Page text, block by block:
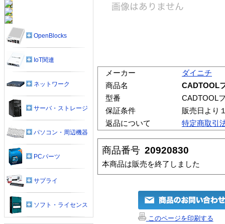
メーカー
ダイニチ
商品名
CADTOOL
型番
CADTOOL
保証条件
販売日より
返品について
特定商取引
商品番号 20920830
本商品は販売を終了しました
このページを印刷する
OpenBlocks
IoT関連
ネットワーク
サーバ・ストレージ
パソコン・周辺機器
PCパーツ
サプライ
ソフト・ライセンス